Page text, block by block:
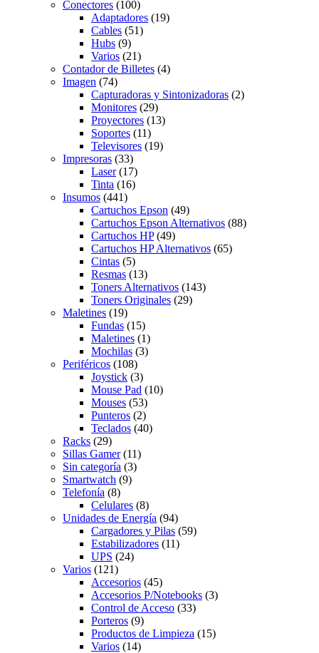
Conectores (100)
Adaptadores (19)
Cables (51)
Hubs (9)
Varios (21)
Contador de Billetes (4)
Imagen (74)
Capturadoras y Sintonizadoras (2)
Monitores (29)
Proyectores (13)
Soportes (11)
Televisores (19)
Impresoras (33)
Laser (17)
Tinta (16)
Insumos (441)
Cartuchos Epson (49)
Cartuchos Epson Alternativos (88)
Cartuchos HP (49)
Cartuchos HP Alternativos (65)
Cintas (5)
Resmas (13)
Toners Alternativos (143)
Toners Originales (29)
Maletines (19)
Fundas (15)
Maletines (1)
Mochilas (3)
Periféricos (108)
Joystick (3)
Mouse Pad (10)
Mouses (53)
Punteros (2)
Teclados (40)
Racks (29)
Sillas Gamer (11)
Sin categoría (3)
Smartwatch (9)
Telefonía (8)
Celulares (8)
Unidades de Energía (94)
Cargadores y Pilas (59)
Estabilizadores (11)
UPS (24)
Varios (121)
Accesorios (45)
Accesorios P/Notebooks (3)
Control de Acceso (33)
Porteros (9)
Productos de Limpieza (15)
Varios (14)